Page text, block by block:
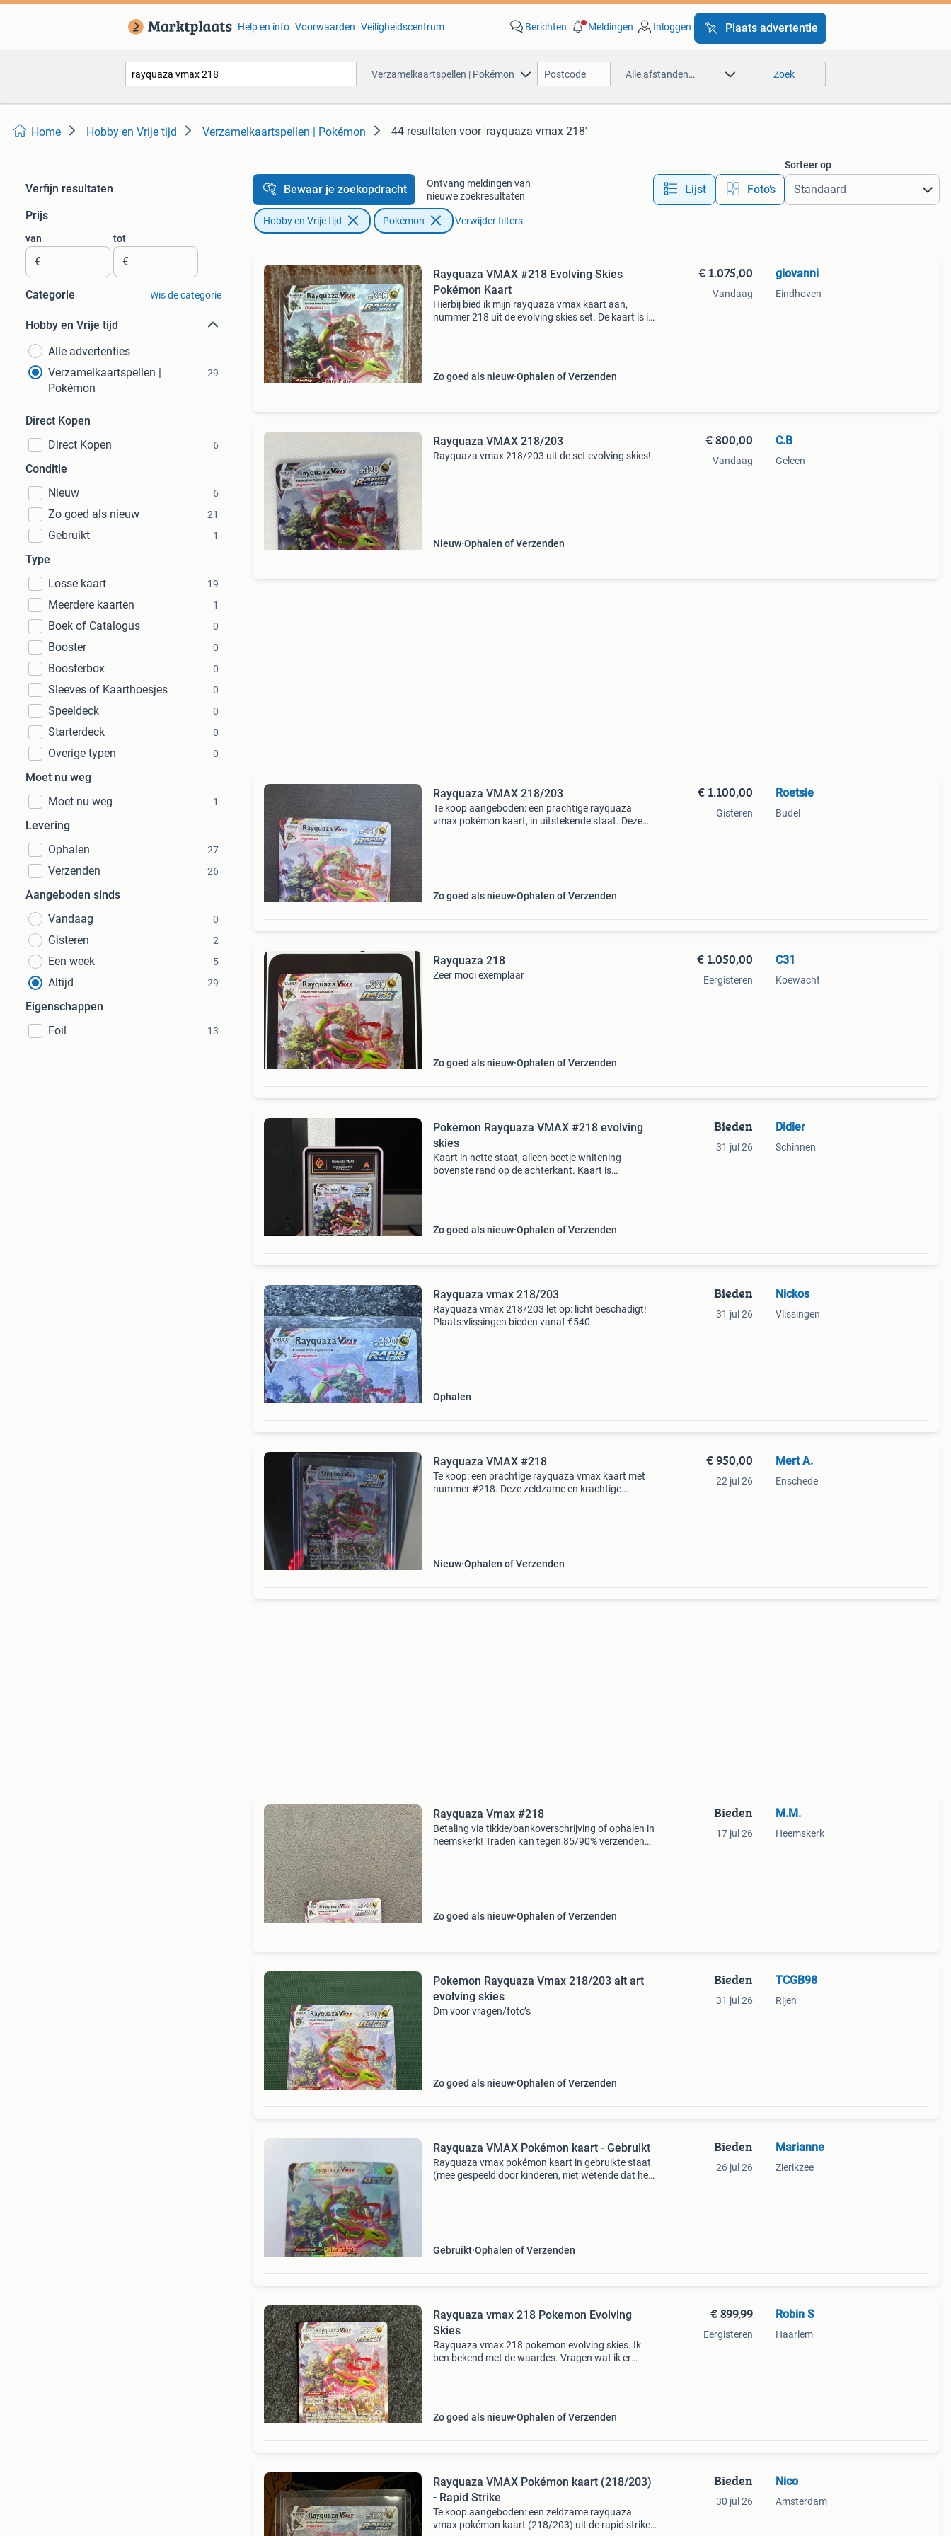
Help en info Voorwaarden Veiligheidscentrum Berichten Meldingen Inloggen Plaats advertentie
Verzamelkaartspellen | Pokémon Alle afstanden… Zoek
Home Hobby en Vrije tijd Verzamelkaartspellen | Pokémon 44 resultaten voor 'rayquaza vmax 218'
Verfijn resultaten
Prijs
van
€
tot
€
Categorie Wis de categorie
Hobby en Vrije tijd
Alle advertenties
Verzamelkaartspellen |
Pokémon
29
Direct Kopen
Direct Kopen
6
Conditie
Nieuw
6
Zo goed als nieuw 21
Gebruikt 1
Type
Losse kaart
19
Meerdere kaarten 1
Boek of Catalogus 0
Booster 0
Boosterbox 0
Sleeves of Kaarthoesjes 0
Speeldeck 0
Starterdeck 0
Overige typen 0
Moet nu weg
Moet nu weg
1
Levering
Ophalen
27
Verzenden 26
Aangeboden sinds
Vandaag
0
Gisteren 2
Een week 5
Altijd 29
Eigenschappen
Foil
13
Bewaar je zoekopdracht
Ontvang meldingen van
nieuwe zoekresultaten
Lijst Foto’s
Sorteer op
Hobby en Vrije tijd Pokémon Verwijder filters
Rayquaza VMAX #218 Evolving Skies
Pokémon Kaart
Hierbij bied ik mijn rayquaza vmax kaart aan,
nummer 218 uit de evolving skies set. De kaart is in
Zo goed als nieuw Ophalen of Verzenden
€ 1.075,00
Vandaag
giovanni
Eindhoven
Rayquaza VMAX 218/203
Rayquaza vmax 218/203 uit de set evolving skies!
Nieuw Ophalen of Verzenden
€ 800,00
Vandaag
C.B
Geleen
Rayquaza VMAX 218/203
Te koop aangeboden: een prachtige rayquaza
vmax pokémon kaart, in uitstekende staat. Deze
Zo goed als nieuw Ophalen of Verzenden
€ 1.100,00
Gisteren
Roetsie
Budel
Rayquaza 218
Zeer mooi exemplaar
Zo goed als nieuw Ophalen of Verzenden
€ 1.050,00
Eergisteren
C31
Koewacht
Pokemon Rayquaza VMAX #218 evolving
skies
Kaart in nette staat, alleen beetje whitening
bovenste rand op de achterkant. Kaart is
Zo goed als nieuw Ophalen of Verzenden
Bieden
31 jul 26
Didier
Schinnen
Rayquaza vmax 218/203
Rayquaza vmax 218/203 let op: licht beschadigt!
Plaats:vlissingen bieden vanaf €540
Ophalen
Bieden
31 jul 26
Nickos
Vlissingen
Rayquaza VMAX #218
Te koop: een prachtige rayquaza vmax kaart met
nummer #218. Deze zeldzame en krachtige
Nieuw Ophalen of Verzenden
€ 950,00
22 jul 26
Mert A.
Enschede
Rayquaza Vmax #218
Betaling via tikkie/bankoverschrijving of ophalen in
heemskerk! Traden kan tegen 85/90% verzenden
Zo goed als nieuw Ophalen of Verzenden
Bieden
17 jul 26
M.M.
Heemskerk
Pokemon Rayquaza Vmax 218/203 alt art
evolving skies
Dm voor vragen/foto’s
Zo goed als nieuw Ophalen of Verzenden
Bieden
31 jul 26
TCGB98
Rijen
Rayquaza VMAX Pokémon kaart - Gebruikt
Rayquaza vmax pokémon kaart in gebruikte staat
(mee gespeeld door kinderen, niet wetende dat het
Gebruikt Ophalen of Verzenden
Bieden
26 jul 26
Marianne
Zierikzee
Rayquaza vmax 218 Pokemon Evolving
Skies
Rayquaza vmax 218 pokemon evolving skies. Ik
ben bekend met de waardes. Vragen wat ik er
Zo goed als nieuw Ophalen of Verzenden
€ 899,99
Eergisteren
Robin S
Haarlem
Rayquaza VMAX Pokémon kaart (218/203)
- Rapid Strike
Te koop aangeboden: een zeldzame rayquaza
vmax pokémon kaart (218/203) uit de rapid strike
Bieden
30 jul 26
Nico
Amsterdam